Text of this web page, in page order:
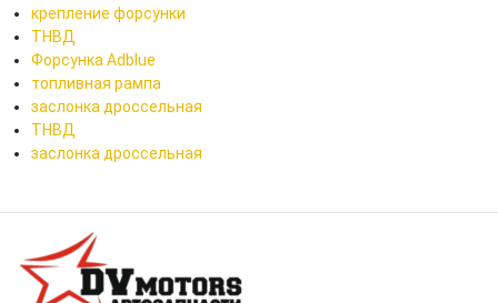
крепление форсунки
ТНВД
Форсунка Adblue
топливная рампа
заслонка дроссельная
ТНВД
заслонка дроссельная